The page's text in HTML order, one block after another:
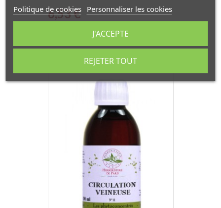
Prix
6,53 €
Politique de cookies Personnaliser les cookies
REJETER TOUT
J'ACCEPTE